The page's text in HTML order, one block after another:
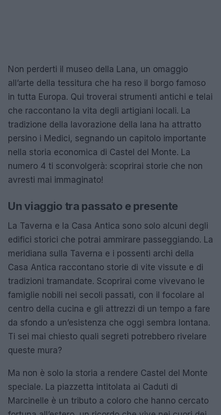
Non perderti il museo della Lana, un omaggio
all’arte della tessitura che ha reso il borgo famoso
in tutta Europa. Qui troverai strumenti antichi e telai
che raccontano la vita degli artigiani locali. La
tradizione della lavorazione della lana ha attratto
persino i Medici, segnando un capitolo importante
nella storia economica di Castel del Monte. La
numero 4 ti sconvolgerà: scoprirai storie che non
avresti mai immaginato!
Un viaggio tra passato e presente
La Taverna e la Casa Antica sono solo alcuni degli
edifici storici che potrai ammirare passeggiando. La
meridiana sulla Taverna e i possenti archi della
Casa Antica raccontano storie di vite vissute e di
tradizioni tramandate. Scoprirai come vivevano le
famiglie nobili nei secoli passati, con il focolare al
centro della cucina e gli attrezzi di un tempo a fare
da sfondo a un’esistenza che oggi sembra lontana.
Ti sei mai chiesto quali segreti potrebbero rivelare
queste mura?
Ma non è solo la storia a rendere Castel del Monte
speciale. La piazzetta intitolata ai Caduti di
Marcinelle è un tributo a coloro che hanno cercato